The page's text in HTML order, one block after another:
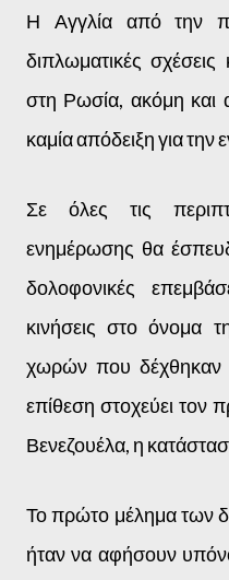
Η Αγγλία από την
διπλωματικές
στη Ρωσία, ακόμη και
καμία απόδειξη για την
Σε όλες τις
ενημέρωσης θα
δολοφονικές
κινήσεις στο όνομα
χωρών που
επίθεση στοχεύει
Βενεζουέλα, η
Το πρώτο μέλημα των
ήταν να αφήσουν